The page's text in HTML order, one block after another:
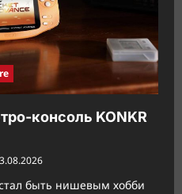
консоль KONKR
быть нишевым хобби